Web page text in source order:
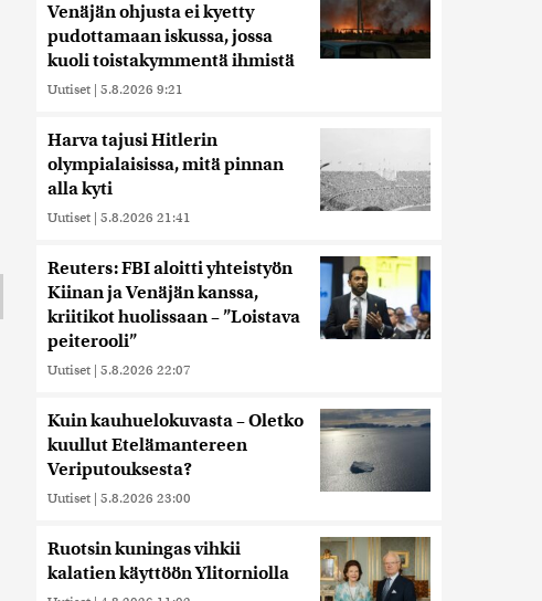
Venäjän ohjusta ei kyetty
pudottamaan iskussa, jossa
kuoli toistakymmentä ihmistä
Uutiset | 5.8.2026 9:21
Harva tajusi Hitlerin
olympialaisissa, mitä pinnan
alla kyti
Uutiset | 5.8.2026 21:41
Reuters: FBI aloitti yhteistyön
Kiinan ja Venäjän kanssa,
kriitikot huolissaan – ”Loistava
peiterooli”
Uutiset | 5.8.2026 22:07
Kuin kauhuelokuvasta – Oletko
kuullut Etelämantereen
Veriputouksesta?
Uutiset | 5.8.2026 23:00
Ruotsin kuningas vihkii
kalatien käyttöön Ylitorniolla